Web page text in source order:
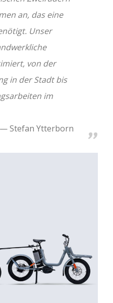
an, das eine
Unser
von der
in der Stadt bis
im
Stefan Ytterborn